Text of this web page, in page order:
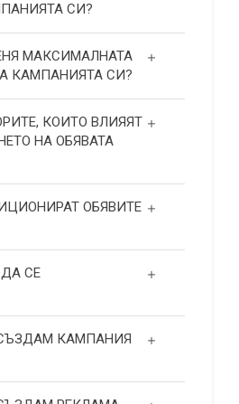
СИ?
МАКСИМАЛНАТА
КАМПАНИЯТА СИ?
КОИТО ВЛИЯЯТ
НА ОБЯВАТА
ОБЯВИТЕ
СЕ
КАМПАНИЯ